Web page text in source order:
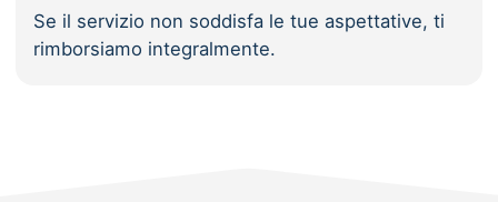
Se il servizio non soddisfa le tue aspettative, ti
rimborsiamo integralmente.